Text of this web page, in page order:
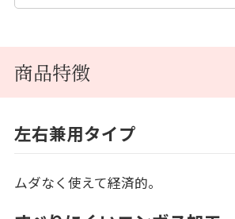
商品特徴
左右兼用タイプ
ムダなく使えて経済的。